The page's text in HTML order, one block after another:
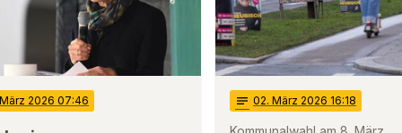
2026 07:46 notes 02. März 2026 16:18